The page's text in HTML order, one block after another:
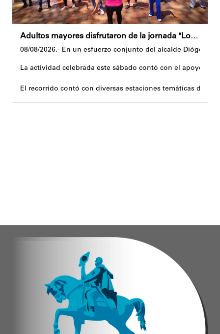
Adultos mayores disfrutaron de la jornada "Los abuelos ríen, Venezuela ríe"
08/08/2026.- En un esfuerzo conjunto del alcalde
La actividad celebrada este sábado contó con el apoyo
El recorrido contó con diversas estaciones temáticas